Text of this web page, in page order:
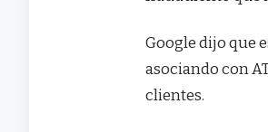
Google dijo que
asociando con
clientes.